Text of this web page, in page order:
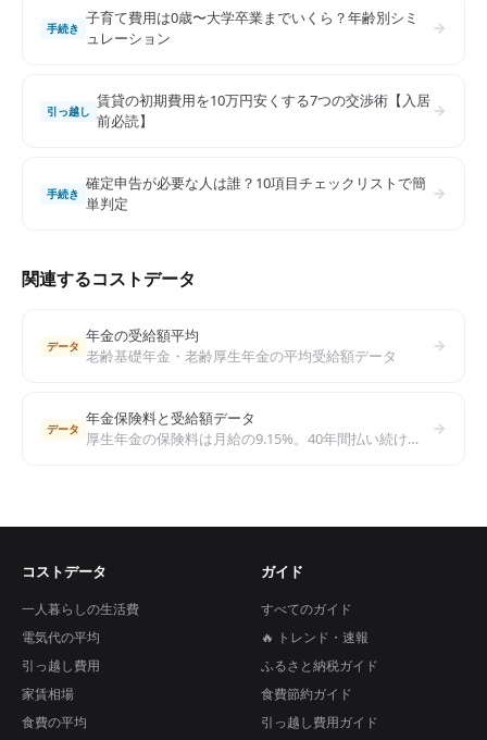
手続き
子育て費用は0歳〜大学卒業までいくら？年齢別シミ
ュレーション
引っ越し
賃貸の初期費用を10万円安くする7つの交渉術【入居
前必読】
手続き
確定申告が必要な人は誰？10項目チェックリストで簡
単判定
関連するコストデータ
データ
年金の受給額平均
老齢基礎年金・老齢厚生年金の平均受給額データ
データ
年金保険料と受給額データ
厚生年金の保険料は月給の9.15%。40年間払い続けるといくらもらえる？年収別の年金受給額シミュレーションと老後対策
コストデータ
一人暮らしの生活費
電気代の平均
引っ越し費用
家賃相場
食費の平均
ガイド
すべてのガイド
🔥 トレンド・速報
ふるさと納税ガイド
食費節約ガイド
引っ越し費用ガイド